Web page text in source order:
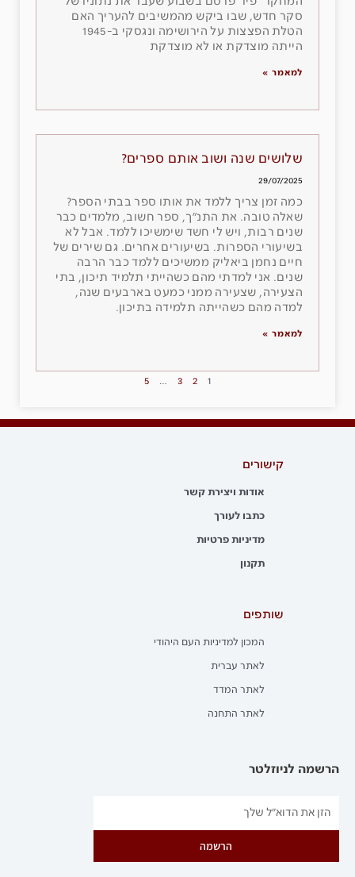
סקר חדש, שבו ביקש מהמשיבים להעריך האם
הטלת הפצצות על הירושימה ונגסקי ב-1945
הייתה מוצדקת או לא מוצדקת
למאמר »
שלושים שנה ושוב אותם ספרים?
29/07/2025
כמה זמן צריך ללמד את אותו ספר בבתי הספר?
שאלה טובה. את התנ״ך, ספר חשוב, מלמדים כבר
שנים רבות, ויש לי חשד שימשיכו ללמד. אבל לא
בשיעורי הספרות. בשיעורים אחרים. גם שירים של
חיים נחמן ביאליק ממשיכים ללמד כבר הרבה
שנים. אני למדתי מהם כשהייתי תלמיד תיכון, בתי
הצעירה, שצעירה ממני כמעט בארבעים שנה,
למדה מהם כשהייתה תלמידה בתיכון.
למאמר »
1
2
3
…
5
קישורים
אודות ויצירת קשר
כתבו לעורך
מדיניות פרטיות
תקנון
שותפים
המכון למדיניות העם היהודי
לאתר עברית
לאתר המדד
לאתר התחנה
הרשמה לניוזלטר
הרשמה